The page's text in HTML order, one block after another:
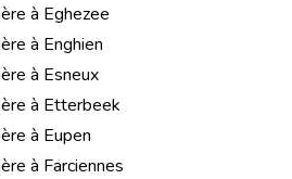
à Eghezee
à Enghien
à Esneux
à Etterbeek
à Eupen
à Farciennes